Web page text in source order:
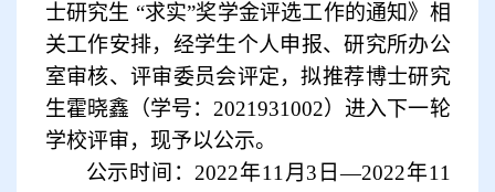
士研究生 “求实”奖学金评选工作的通知》相
关工作安排， 经学生个人申报、研究所办公
室审核、评审委员会评定，拟推荐博士研究
生霍晓鑫（学号：2021931002） 进入下一轮
学校评审，现予以公示。
公示时间：2022年11月3 日—2022年11